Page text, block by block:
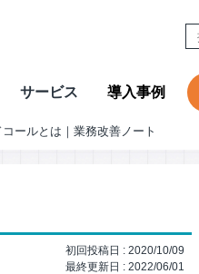
サービス 導入事例
ールとは｜業務改善ノート
初回投稿日 : 2020/10/09
最終更新日 : 2022/06/01